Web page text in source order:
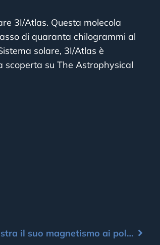
3I/Atlas. Questa molecola
di quaranta chilogrammi al
solare, 3I/Atlas è
su The Astrophysical
Il Sole mostra il suo magnetismo ai poli: nuove scoperte da Solar Orbiter